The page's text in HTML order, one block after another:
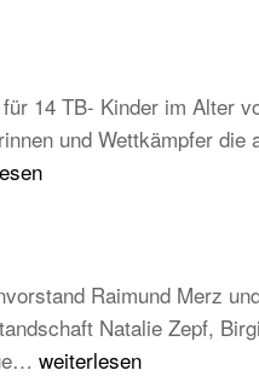
14 TB- Kinder im Alter
und Wettkämpfer die
Raimund Merz
Natalie Zepf,
TB
weiterlesen